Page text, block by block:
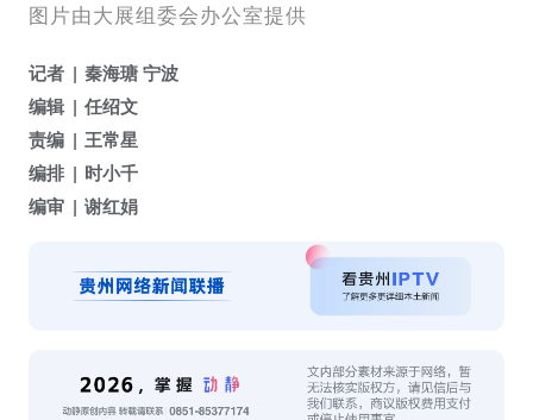
图片由大展组委会办公室提供
记者
秦海瑭 宁波
编辑
任绍文
责编
王常星
编排
时小千
编审
谢红娟